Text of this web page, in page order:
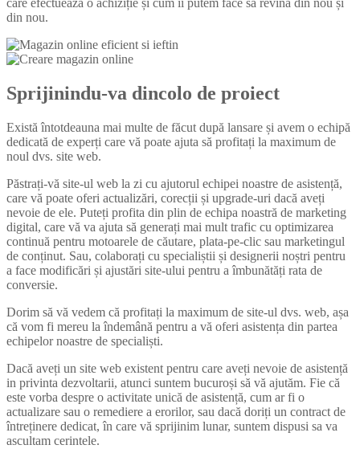
care efectuează o achiziție și cum îi putem face să revină din nou și
din nou.
Sprijinindu-va dincolo de proiect
Există întotdeauna mai multe de făcut după lansare și avem o echipă
dedicată de experți care vă poate ajuta să profitați la maximum de
noul dvs. site web.
Păstrați-vă site-ul web la zi cu ajutorul echipei noastre de asistență,
care vă poate oferi actualizări, corecții și upgrade-uri dacă aveți
nevoie de ele. Puteți profita din plin de echipa noastră de marketing
digital, care vă va ajuta să generați mai mult trafic cu optimizarea
continuă pentru motoarele de căutare, plata-pe-clic sau marketingul
de conținut. Sau, colaborați cu specialiștii și designerii noștri pentru
a face modificări și ajustări site-ului pentru a îmbunătăți rata de
conversie.
Dorim să vă vedem că profitați la maximum de site-ul dvs. web, așa
că vom fi mereu la îndemână pentru a vă oferi asistența din partea
echipelor noastre de specialiști.
Dacă aveți un site web existent pentru care aveți nevoie de asistență
in privinta dezvoltarii, atunci suntem bucuroși să vă ajutăm. Fie că
este vorba despre o activitate unică de asistență, cum ar fi o
actualizare sau o remediere a erorilor, sau dacă doriți un contract de
întreținere dedicat, în care vă sprijinim lunar, suntem dispusi sa va
ascultam cerintele.